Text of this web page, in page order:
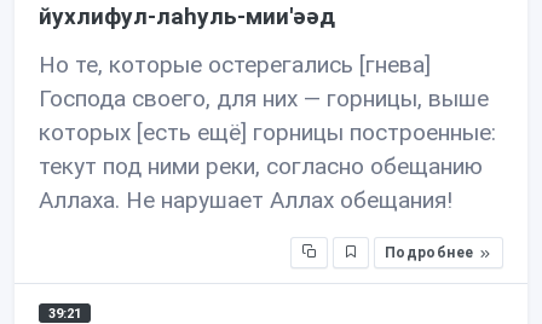
йухлифул-лаhуль-мии'əəд
Но те, которые остерегались [гнева]
Господа своего, для них — горницы, выше
которых [есть ещё] горницы построенные:
текут под ними реки, согласно обещанию
Аллаха. Не нарушает Аллах обещания!
Подробнее
39:21